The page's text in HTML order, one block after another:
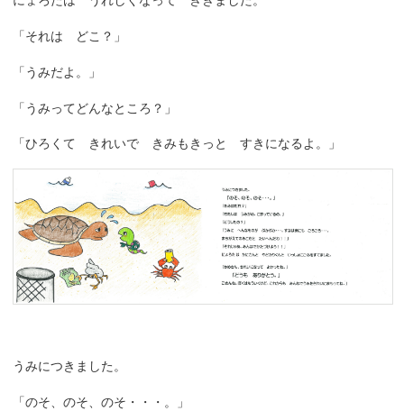
「それは どこ？」
「うみだよ。」
「うみってどんなところ？」
「ひろくて きれいで きみもきっと すきになるよ。」
うみにつきました。
「のそ、のそ、のそ・・・。」